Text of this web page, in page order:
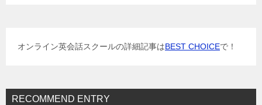
オンライン英会話スクールの詳細記事はBEST CHOICEで！
RECOMMEND ENTRY